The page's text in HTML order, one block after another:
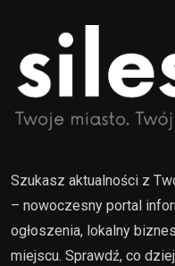
Szukasz aktualności z
– nowoczesny portal
ogłoszenia, lokalny
miejscu. Sprawdź, co